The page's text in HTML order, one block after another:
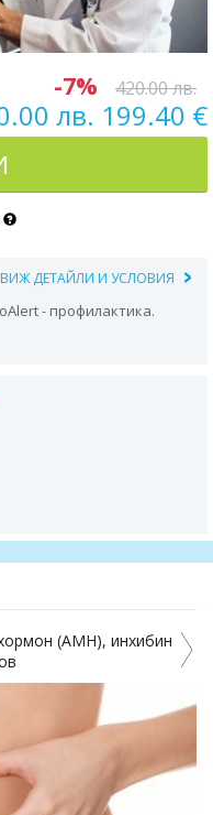
-7% 420.00 лв.
лв. 199.40 €
ВИЖ ДЕТАЙЛИ И УСЛОВИЯ
- профилактика.
(AMH), инхибин